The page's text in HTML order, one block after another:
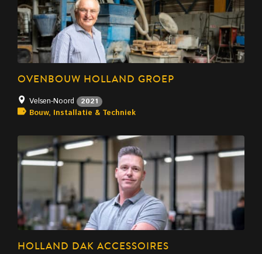
OVENBOUW HOLLAND GROEP
Velsen-Noord 2021
Bouw, Installatie & Techniek
HOLLAND DAK ACCESSOIRES